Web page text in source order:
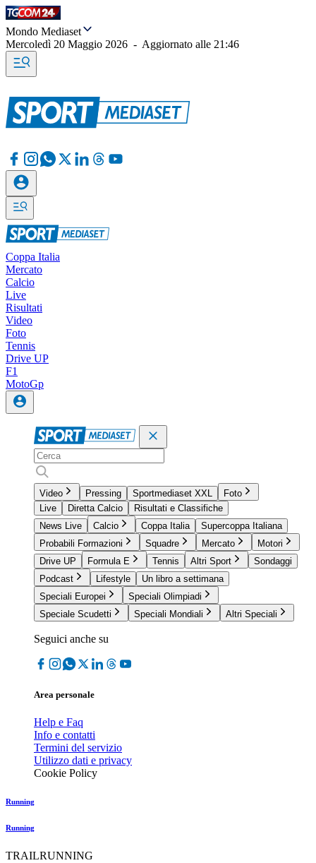
Mondo Mediaset
Mercoledì 20 Maggio 2026 - Aggiornato alle 21:46
Coppa Italia
Mercato
Calcio
Live
Risultati
Video
Foto
Tennis
Drive UP
F1
MotoGp
Video Pressing Sportmediaset XXL
Foto
Live
Diretta Calcio
Risultati e Classifiche
News Live
Calcio Coppa Italia
Supercoppa Italiana
Probabili Formazioni
Squadre Mercato
Motori
Drive UP
Formula E Tennis Altri Sport
Sondaggi
Podcast
Lifestyle
Un libro a settimana
Speciali Europei
Speciali Olimpiadi
Speciale Scudetti
Speciali Mondiali Altri Speciali
Seguici anche su
Area personale
Help e Faq
Info e contatti
Termini del servizio
Utilizzo dati e privacy
Cookie Policy
Running
Running
TRAILRUNNING